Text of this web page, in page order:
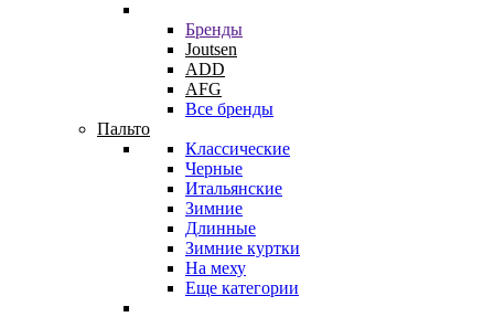
Бренды
Joutsen
ADD
AFG
Все бренды
Пальто
Классические
Черные
Итальянские
Зимние
Длинные
Зимние куртки
На меху
Еще категории